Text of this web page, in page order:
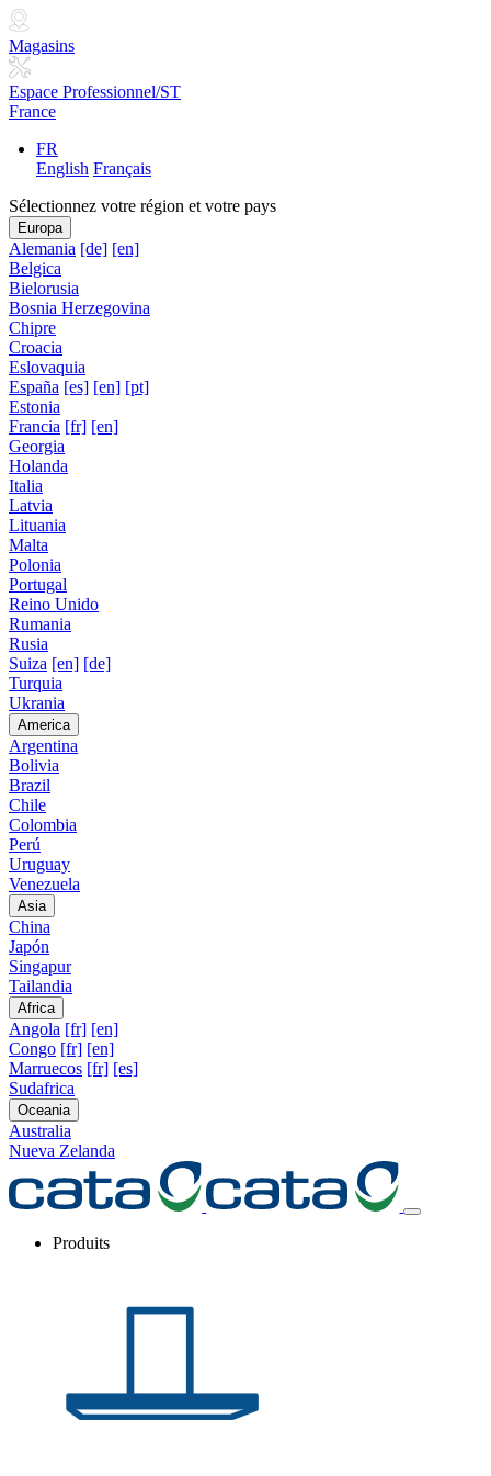
Magasins
Espace Professionnel/ST
France
FR
English Français
Sélectionnez votre région et votre pays
Europa
Alemania [de] [en]
Belgica
Bielorusia
Bosnia Herzegovina
Chipre
Croacia
Eslovaquia
España [es] [en] [pt]
Estonia
Francia [fr] [en]
Georgia
Holanda
Italia
Latvia
Lituania
Malta
Polonia
Portugal
Reino Unido
Rumania
Rusia
Suiza [en] [de]
Turquia
Ukrania
America
Argentina
Bolivia
Brazil
Chile
Colombia
Perú
Uruguay
Venezuela
Asia
China
Japón
Singapur
Tailandia
Africa
Angola [fr] [en]
Congo [fr] [en]
Marruecos [fr] [es]
Sudafrica
Oceania
Australia
Nueva Zelanda
Produits